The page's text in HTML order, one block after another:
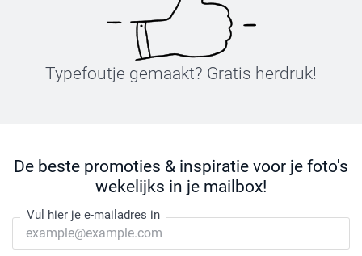
Typefoutje gemaakt? Gratis herdruk!
De beste promoties & inspiratie voor je foto's
wekelijks in je mailbox!
Vul hier je e-mailadres in